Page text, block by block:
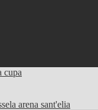
cupa
arena sant'elia